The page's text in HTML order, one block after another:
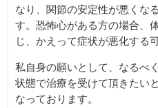
なり、関節の安定性が悪くな
す。恐怖心がある方の場合、
じ、かえって症状が悪化する
私自身の願いとして、なるべ
状態で治療を受けて頂きたい
なっております。